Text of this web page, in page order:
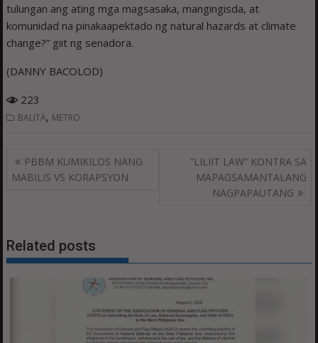
tulungan ang ating mga magsasaka, mangingisda, at
komunidad na pinakaapektado ng natural hazards at climate
change?” giit ng senadora.
(DANNY BACOLOD)
223
BALITA, METRO
Post
navigation
PBBM KUMIKILOS NANG
MABILIS VS KORAPSYON
“LILIIT LAW” KONTRA SA
MAPAGSAMANTALANG
NAGPAPAUTANG
Related posts